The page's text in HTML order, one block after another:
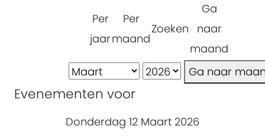
Per
jaar
Per
maand
Zoeken
Ga
naar
maand
Ga naar
Evenementen voor
Donderdag 12 Maart 2026